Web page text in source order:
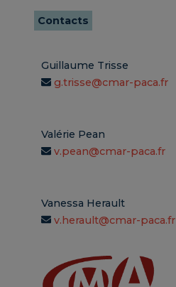
Contacts
Guillaume Trisse
g.trisse@cmar-paca.fr
Valérie Pean
v.pean@cmar-paca.fr
Vanessa Herault
v.herault@cmar-paca.fr